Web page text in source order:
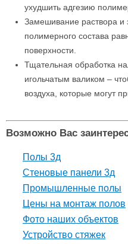
ухудшить адгезию
Замешивание раствора и
полимерного состава
поверхности.
Тщательная обработка
игольчатым валиком –
воздуха, которые могут
Возможно Вас
Полы 3д
Стеновые панели 3д
Промышленные полы
Цены на монтаж полов
Фото наших объектов
Устройство стяжек